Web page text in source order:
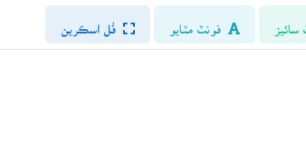
سائيز فونٽ مٽايو فُل اسڪرين